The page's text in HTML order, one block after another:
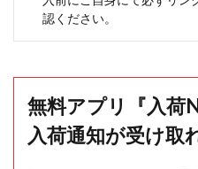
認ください。
無料アプリ『入荷
入荷通知が受け取